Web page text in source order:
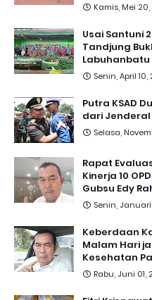
Kamis, Mei 20,
Usai Santuni
Tandjung
Labuhanbatu
Senin, April 10,
Putra KSAD
dari Jenderal
Selasa,
Rapat
Kinerja 10
Gubsu Edy
Senin,
Keberdaan
Malam Hari
Kesehatan
Rabu, Juni 01,